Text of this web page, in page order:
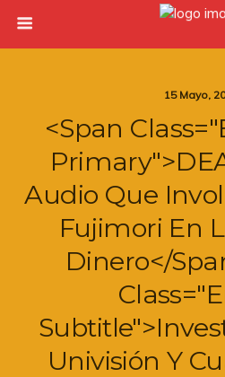
15 Mayo,
<span
Audio Que
Fujimori En
Dinero</
Univisión Y